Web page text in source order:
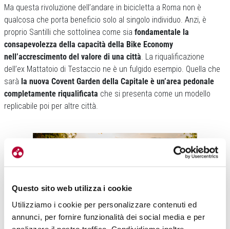
Questo sito web utilizza i cookie
Utilizziamo i cookie per personalizzare contenuti ed
annunci, per fornire funzionalità dei social media e per
Ma questa rivoluzione dell’andare in bicicletta a Roma non è
qualcosa che porta beneficio solo al singolo individuo. Anzi, è
proprio Santilli che sottolinea come sia fondamentale la
consapevolezza della capacità della Bike Economy
nell’accrescimento del valore di una città. La riqualificazione
dell’ex Mattatoio di Testaccio ne è un fulgido esempio. Quella che
sarà la nuova Covent Garden della Capitale è un’area pedonale
completamente riqualificata che si presenta come un modello
replicabile poi per altre città.
«Con l’Osservatorio Bikeconomy– spiega Santillli –abbiamo
proposto alla Fondazione Roma di coinvolgere i progettisti e